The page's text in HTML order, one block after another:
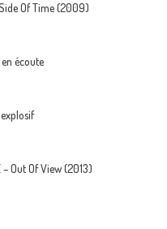
Of Time (2009)
écoute
– Out Of View (2013)